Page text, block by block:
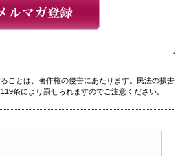
ことは、著作権の侵害にあたります。民法の損害
条により罰せられますのでご注意ください。